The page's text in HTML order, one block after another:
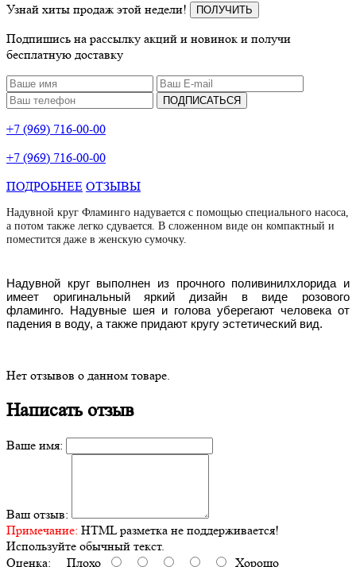
Узнай хиты продаж этой недели!
ПОЛУЧИТЬ
Подпишись на рассылку акций и новинок и получи
бесплатную доставку
ПОДПИСАТЬСЯ
+7 (969) 716-00-00
+7 (969) 716-00-00
ПОДРОБНЕЕ ОТЗЫВЫ
Надувной круг Фламинго надувается с помощью специального насоса,
а потом также легко сдувается. В сложенном виде он компактный и
поместится даже в женскую сумочку.
Надувной круг выполнен из прочного поливинилхлорида и
имеет оригинальный яркий дизайн в виде розового
фламинго.
Надувные шея и голова уберегают человека от
падения в воду, а также придают кругу эстетический вид.
Нет отзывов о данном товаре.
Написать отзыв
Ваше имя:
Ваш отзыв:
Примечание: HTML разметка не поддерживается!
Используйте обычный текст.
Оценка: Плохо Хорошо